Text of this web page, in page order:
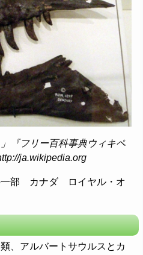
『フリー百科事典ウィキペ
ja.wikipedia.org
一部 カナダ ロイヤル・オ
、アルバートサウルスとカ